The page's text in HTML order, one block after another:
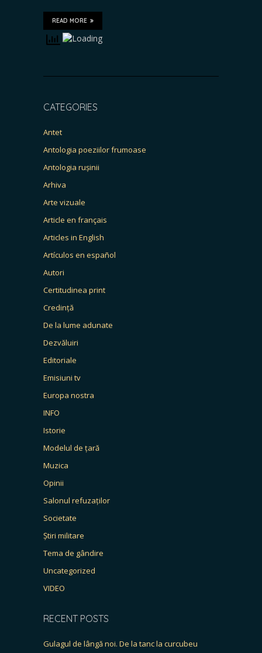
READ MORE
CATEGORIES
Antet
Antologia poeziilor frumoase
Antologia rușinii
Arhiva
Arte vizuale
Article en français
Articles in English
Artículos en español
Autori
Certitudinea print
Credință
De la lume adunate
Dezvăluiri
Editoriale
Emisiuni tv
Europa nostra
INFO
Istorie
Modelul de țară
Muzica
Opinii
Salonul refuzaților
Societate
Știri militare
Tema de gândire
Uncategorized
VIDEO
RECENT POSTS
Gulagul de lângă noi. De la tanc la curcubeu